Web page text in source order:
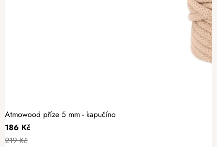
Atmowood příze 5 mm - kapučíno
186 Kč
219 Kč